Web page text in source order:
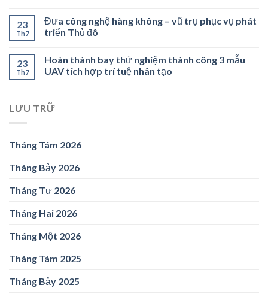
23
Th7
Đưa công nghệ hàng không – vũ trụ phục vụ phát
triển Thủ đô
23
Th7
Hoàn thành bay thử nghiệm thành công 3 mẫu
UAV tích hợp trí tuệ nhân tạo
LƯU TRỮ
Tháng Tám 2026
Tháng Bảy 2026
Tháng Tư 2026
Tháng Hai 2026
Tháng Một 2026
Tháng Tám 2025
Tháng Bảy 2025